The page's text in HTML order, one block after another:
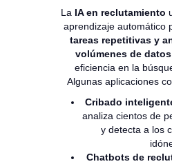
La IA en reclutamiento
aprendizaje automático
tareas repetitivas y
volúmenes de datos
eficiencia en la
Algunas aplicaciones
Cribado
analiza cientos de
y detecta a los
Chatbots de